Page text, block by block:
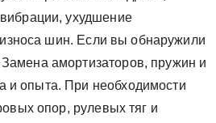
ухудшение
шин. Если вы обнаружили
амортизаторов, пружин и
и опыта. При необходимости
опор, рулевых тяг и